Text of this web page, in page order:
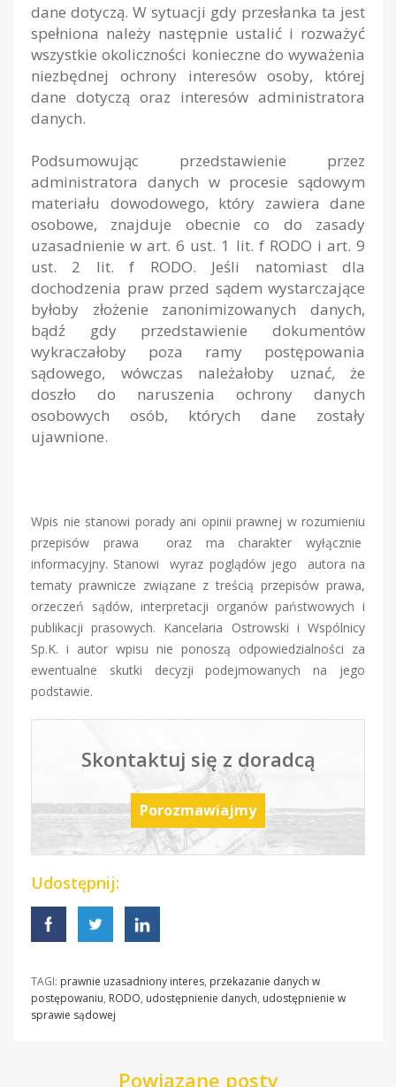
dane dotyczą. W sytuacji gdy przesłanka ta jest
spełniona należy następnie ustalić i rozważyć
wszystkie okoliczności konieczne do wyważenia
niezbędnej ochrony interesów osoby, której
dane dotyczą oraz interesów administratora
danych.
Podsumowując przedstawienie przez
administratora danych w procesie sądowym
materiału dowodowego, który zawiera dane
osobowe, znajduje obecnie co do zasady
uzasadnienie w art. 6 ust. 1 lit. f RODO i art. 9
ust. 2 lit. f RODO. Jeśli natomiast dla
dochodzenia praw przed sądem wystarczające
byłoby złożenie zanonimizowanych danych,
bądź gdy przedstawienie dokumentów
wykraczałoby poza ramy postępowania
sądowego, wówczas należałoby uznać, że
doszło do naruszenia ochrony danych
osobowych osób, których dane zostały
ujawnione.
Wpis nie stanowi porady ani opinii prawnej w rozumieniu
przepisów prawa oraz ma charakter wyłącznie
informacyjny. Stanowi wyraz poglądów jego autora na
tematy prawnicze związane z treścią przepisów prawa,
orzeczeń sądów, interpretacji organów państwowych i
publikacji prasowych. Kancelaria Ostrowski i Wspólnicy
Sp.K. i autor wpisu nie ponoszą odpowiedzialności za
ewentualne skutki decyzji podejmowanych na jego
podstawie.
Skontaktuj się z doradcą
Porozmawiajmy
Udostępnij:
TAGI: prawnie uzasadniony interes, przekazanie danych w
postępowaniu, RODO, udostępnienie danych, udostępnienie w
sprawie sądowej
Powiązane posty